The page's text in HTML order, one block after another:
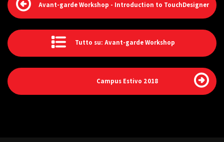
Avant-garde Workshop - Introduction to TouchDesigner
Tutto su: Avant-garde Workshop
Campus Estivo 2018